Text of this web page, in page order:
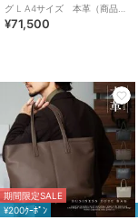
原産国
グ L A4サイズ 本革（商品番
号：P25‐35552）
¥71,500
期間限定SALE
¥200ｸｰﾎﾟﾝ